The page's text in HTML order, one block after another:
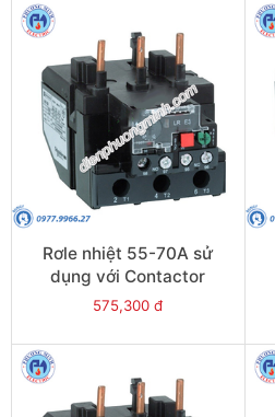
Rơle nhiệt 55-70A sử
dụng với Contactor
LC1E80-E95 - Model
575,300 đ